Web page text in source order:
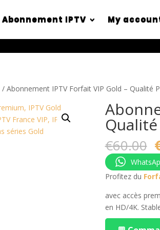
Abonnement IPTV My
/ Abonnement IPTV Forfait VIP Gold – Qualité
€60.00
Profitez du
avec accès
en HD/4K.